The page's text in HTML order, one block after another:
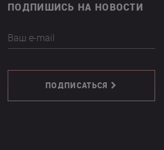
ПОДПИШИСЬ НА НОВОСТИ
Ваш e-mail
ПОДПИСАТЬСЯ